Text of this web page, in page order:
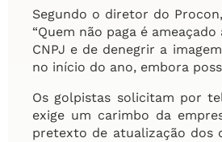
Segundo o diretor do
“Quem não paga é
CNPJ e de denegrir a
no início do ano, embora
Os golpistas solicitam por
exige um carimbo da
pretexto de atualização dos